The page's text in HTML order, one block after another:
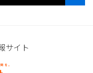
サイト